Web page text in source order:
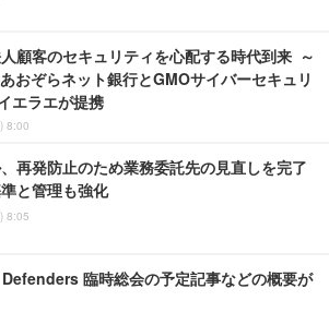
顧客のセキュリティを心配する時代到来 ～
おぞらネット銀行とGMOサイバーセキュリ
エラエが提携
8:00
再発防止のため業務委託先の見直しを完了
と管理も強化
8:05
臨時総会の予定記事などの概要が